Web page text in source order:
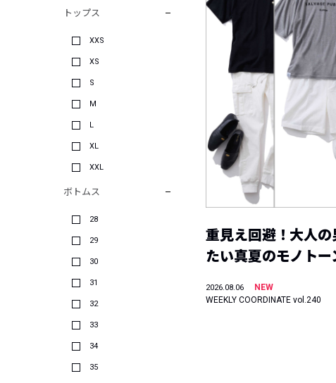
トップス
XXS
XS
S
M
L
XL
XXL
ボトムス
28
29
30
31
32
33
34
35
重見え回避！大人
たい真夏のモノトー
2026.08.06
NEW
WEEKLY COORDINATE vol.240